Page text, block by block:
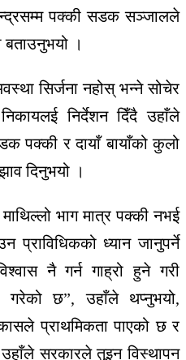
पक्की सडक सञ्जालले
बताउनुभयो ।
सिर्जना नहोस् भन्ने सोचेर
निर्देशन दिँदै उहाँले
पक्की र दायाँ बायाँको कुलो
दिनुभयो ।
भाग मात्र पक्की नभई
ध्यान जानुपर्ने
नै गर्न गाह्रो हुने गरी
गरेको छ”, उहाँले थप्नुभयो,
प्राथमिकता पाएको छ र
सरकारले तुइन विस्थापन